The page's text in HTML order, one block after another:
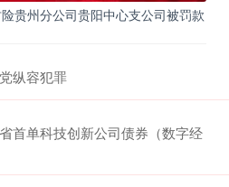
贵州分公司贵阳中心支公司被罚款
纵容犯罪
首单科技创新公司债券（数字经